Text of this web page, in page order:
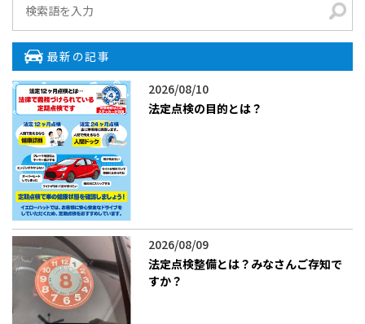
最新の記事
2026/08/10
法定点検の目的とは？
2026/08/09
法定点検整備とは？みなさんご存知で
すか？